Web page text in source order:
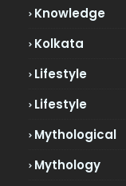
Knowledge
Kolkata
Lifestyle
Lifestyle
Mythological
Mythology